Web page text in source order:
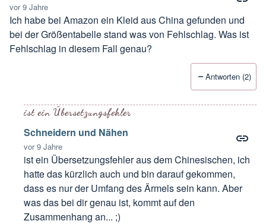
vor 9 Jahre
Ich habe bei Amazon ein Kleid aus China gefunden und
bei der Größentabelle stand was von Fehlschlag. Was ist
Fehlschlag in diesem Fall genau?
Antworten (2)
ist ein Übersetzungsfehler
Schneidern und Nähen
vor 9 Jahre
ist ein Übersetzungsfehler aus dem Chinesischen, ich
hatte das kürzlich auch und bin darauf gekommen,
dass es nur der Umfang des Ärmels sein kann. Aber
was das bei dir genau ist, kommt auf den
Zusammenhang an... ;)